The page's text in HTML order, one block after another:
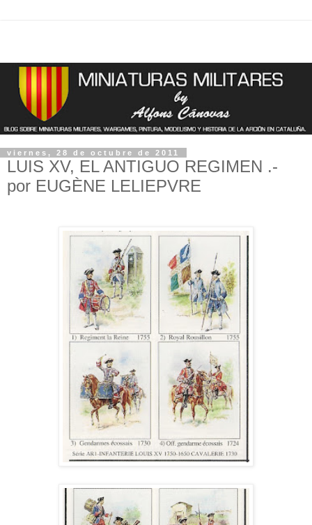
viernes, 28 de octubre de 2011
LUIS XV, EL ANTIGUO REGIMEN .-
por EUGÈNE LELIEPVRE